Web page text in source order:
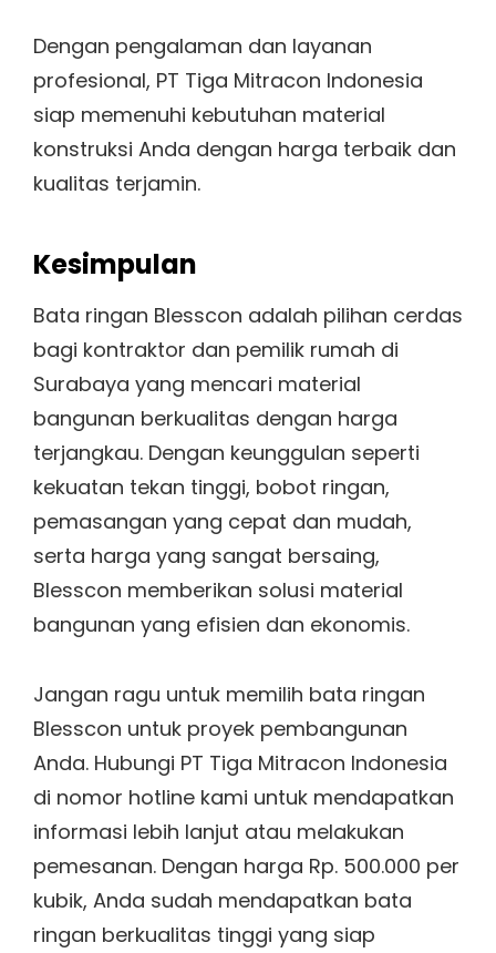
Dengan pengalaman dan layanan
profesional, PT Tiga Mitracon Indonesia
siap memenuhi kebutuhan material
konstruksi Anda dengan harga terbaik dan
kualitas terjamin.
Kesimpulan
Bata ringan Blesscon adalah pilihan cerdas
bagi kontraktor dan pemilik rumah di
Surabaya yang mencari material
bangunan berkualitas dengan harga
terjangkau. Dengan keunggulan seperti
kekuatan tekan tinggi, bobot ringan,
pemasangan yang cepat dan mudah,
serta harga yang sangat bersaing,
Blesscon memberikan solusi material
bangunan yang efisien dan ekonomis.
Jangan ragu untuk memilih bata ringan
Blesscon untuk proyek pembangunan
Anda. Hubungi PT Tiga Mitracon Indonesia
di nomor hotline kami untuk mendapatkan
informasi lebih lanjut atau melakukan
pemesanan. Dengan harga Rp. 500.000 per
kubik, Anda sudah mendapatkan bata
ringan berkualitas tinggi yang siap